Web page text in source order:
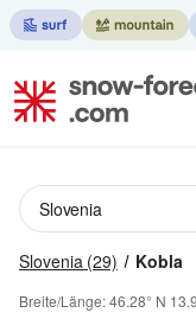
Slovenia (29) Kobla
Breite/Länge:46.28° N